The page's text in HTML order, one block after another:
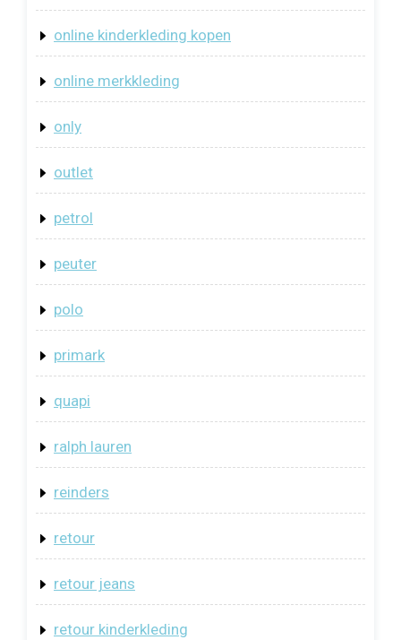
online kinderkleding kopen
online merkkleding
only
outlet
petrol
peuter
polo
primark
quapi
ralph lauren
reinders
retour
retour jeans
retour kinderkleding